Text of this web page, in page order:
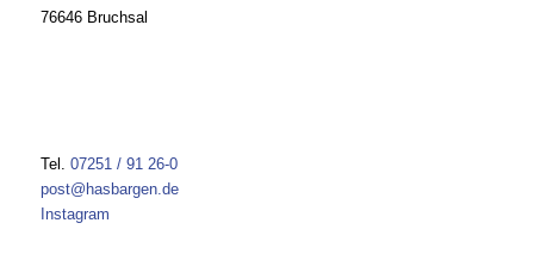
76646 Bruchsal
Tel. 07251 / 91 26-0
post@hasbargen.de
Instagram